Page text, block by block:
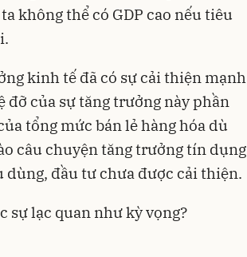
không thể có GDP cao nếu tiêu
kinh tế đã có sự cải thiện mạnh
đỡ của sự tăng trưởng này phần
tổng mức bán lẻ hàng hóa dù
câu chuyện tăng trưởng tín dụng
đầu tư chưa được cải thiện.
sự lạc quan như kỳ vọng?